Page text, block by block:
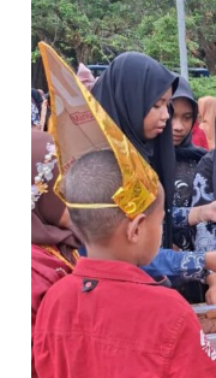
Day
bersama
SDS
Bumitama
7A
Kendawangan